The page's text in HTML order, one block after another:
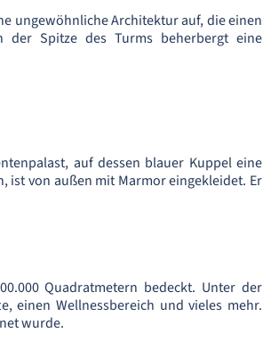
ungewöhnliche Architektur auf, die einen
der Spitze des Turms beherbergt eine
auf dessen blauer Kuppel eine
ist von außen mit Marmor eingekleidet. Er
Quadratmetern bedeckt. Unter der
einen Wellnessbereich und vieles mehr.
wurde.